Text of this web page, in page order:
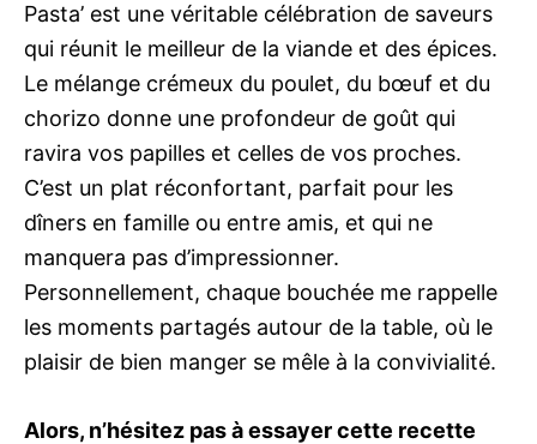
Pasta’ est une véritable célébration de saveurs
qui réunit le meilleur de la viande et des épices.
Le mélange crémeux du poulet, du bœuf et du
chorizo donne une profondeur de goût qui
ravira vos papilles et celles de vos proches.
C’est un plat réconfortant, parfait pour les
dîners en famille ou entre amis, et qui ne
manquera pas d’impressionner.
Personnellement, chaque bouchée me rappelle
les moments partagés autour de la table, où le
plaisir de bien manger se mêle à la convivialité.
Alors, n’hésitez pas à essayer cette recette